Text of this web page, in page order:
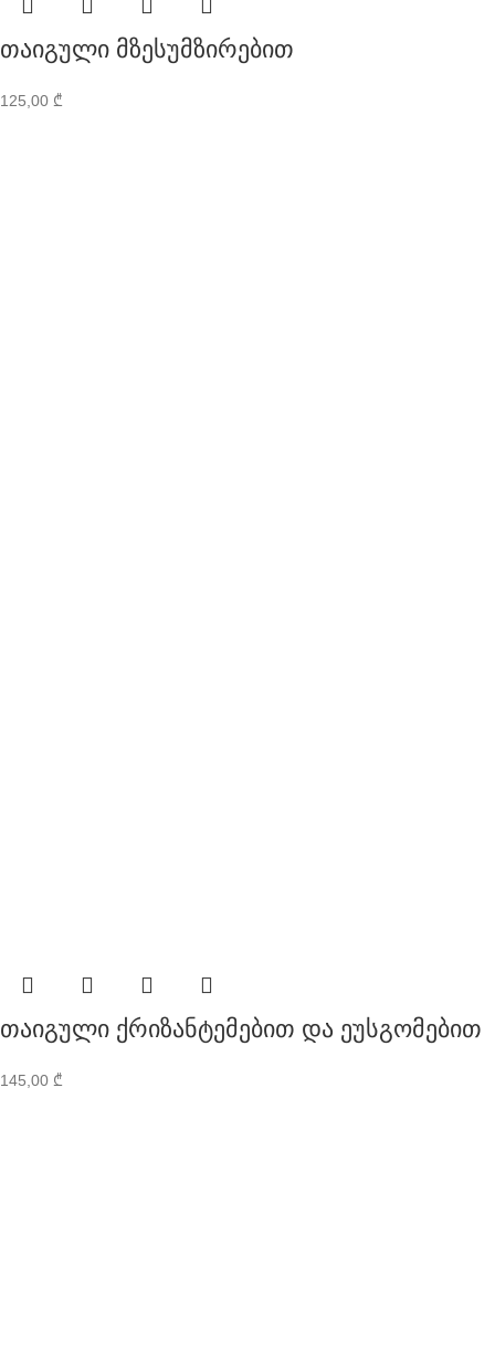
თაიგული მზესუმზირებით
125,00 ₾
თაიგული ქრიზანტემებით და ეუსგომებით
145,00 ₾